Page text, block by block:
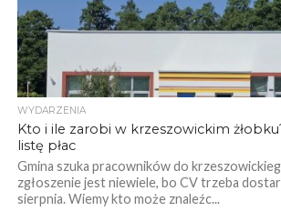
WYDARZENIA
Kto i ile zarobi w krzeszowickim
listę płac
Gmina szuka pracowników do
zgłoszenie jest niewiele, bo CV trzeba
sierpnia. Wiemy kto może znaleźc...